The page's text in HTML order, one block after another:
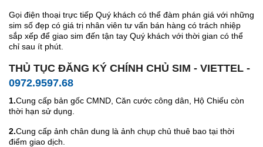
Gọi điện thoại trực tiếp Quý khách có thể đàm phán giá với những
sim số đẹp có giá trị nhân viên tư vấn bán hàng có trách nhiệp
sắp xếp để giao sim đến tận tay Quý khách với thời gian có thể
chỉ sau ít phút.
THỦ TỤC ĐĂNG KÝ CHÍNH CHỦ SIM - VIETTEL -
0972.9597.68
1.Cung cấp bản gốc CMND, Căn cước công dân, Hộ Chiếu còn
thời hạn sử dụng.
2.Cung cấp ảnh chân dung là ảnh chụp chủ thuê bao tại thời
điểm giao dịch.